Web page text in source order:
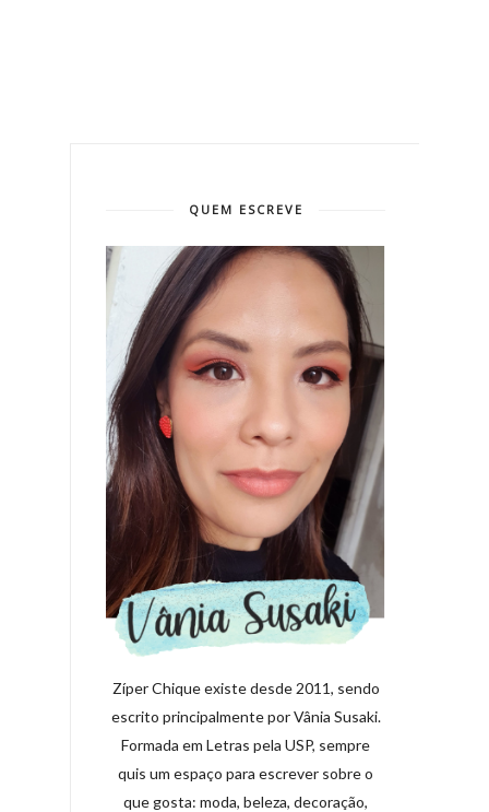
QUEM ESCREVE
Zíper Chique existe desde 2011, sendo
escrito principalmente por Vânia Susaki.
Formada em Letras pela USP, sempre
quis um espaço para escrever sobre o
que gosta: moda, beleza, decoração,